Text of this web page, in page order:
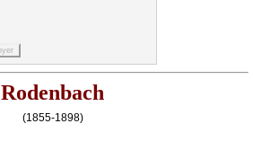
Rodenbach
(1855-1898)